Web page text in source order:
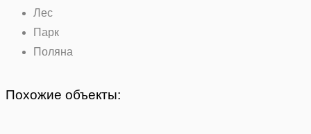
Лес
Парк
Поляна
Похожие объекты: